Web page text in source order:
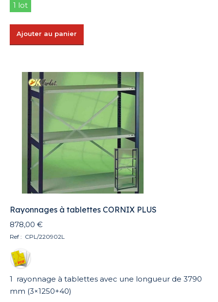
1 lot
Ajouter au panier
Rayonnages à tablettes CORNIX PLUS
878,00 €
Ref : CPL/220902L
1 rayonnage à tablettes avec une longueur de 3790
mm (3×1250+40)